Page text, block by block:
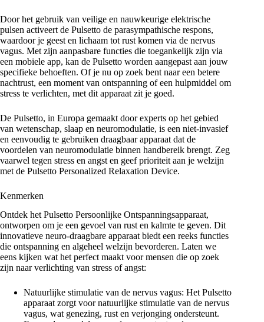
Door het gebruik van veilige en nauwkeurige elektrische
pulsen activeert de Pulsetto de parasympathische respons,
waardoor je geest en lichaam tot rust komen via de nervus
vagus. Met zijn aanpasbare functies die toegankelijk zijn via
een mobiele app, kan de Pulsetto worden aangepast aan jouw
specifieke behoeften. Of je nu op zoek bent naar een betere
nachtrust, een moment van ontspanning of een hulpmiddel om
stress te verlichten, met dit apparaat zit je goed.
De Pulsetto, in Europa gemaakt door experts op het gebied
van wetenschap, slaap en neuromodulatie, is een niet-invasief
en eenvoudig te gebruiken draagbaar apparaat dat de
voordelen van neuromodulatie binnen handbereik brengt. Zeg
vaarwel tegen stress en angst en geef prioriteit aan je welzijn
met de Pulsetto Personalized Relaxation Device.
Kenmerken
Ontdek het Pulsetto Persoonlijke Ontspanningsapparaat,
ontworpen om je een gevoel van rust en kalmte te geven. Dit
innovatieve neuro-draagbare apparaat biedt een reeks functies
die ontspanning en algeheel welzijn bevorderen. Laten we
eens kijken wat het perfect maakt voor mensen die op zoek
zijn naar verlichting van stress of angst:
Natuurlijke stimulatie van de nervus vagus: Het Pulsetto
apparaat zorgt voor natuurlijke stimulatie van de nervus
vagus, wat genezing, rust en verjonging ondersteunt.